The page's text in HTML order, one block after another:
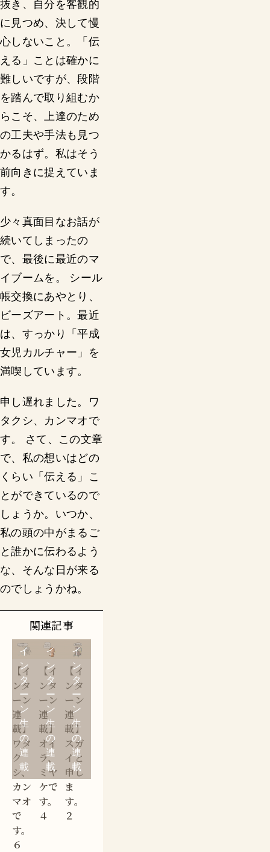
抜き、自分を客観的
に見つめ、決して慢
心しないこと。「伝
える」ことは確かに
難しいですが、段階
を踏んで取り組むか
らこそ、上達のため
の工夫や手法も見つ
かるはず。私はそう
前向きに捉えていま
す。
少々真面目なお話が
続いてしまったの
で、最後に最近のマ
イブームを。 シール
帳交換にあやとり、
ビーズアート。最近
は、すっかり「平成
女児カルチャー」を
満喫しています。
申し遅れました。ワ
タクシ、カンマオで
す。 さて、この文章
で、私の想いはどの
くらい「伝える」こ
とができているので
しょうか。いつか、
私の頭の中がまるご
と誰かに伝わるよう
な、そんな日が来る
のでしょうかね。
関連記事
イ
ン
タ
ー
ン
生
の
連
載
【イ
ンタ
ーン
連
載】
ワタ
ク
シ、
カン
マオ
で
す。
６
イ
ン
タ
ー
ン
生
の
連
載
【イ
ンタ
ーン
連
載】
オイ
ラ、
ミヤ
ケで
す。
４
イ
ン
タ
ー
ン
生
の
連
載
【イ
ンタ
ーン
連
載】
スガ
イと
申し
ま
す。
２